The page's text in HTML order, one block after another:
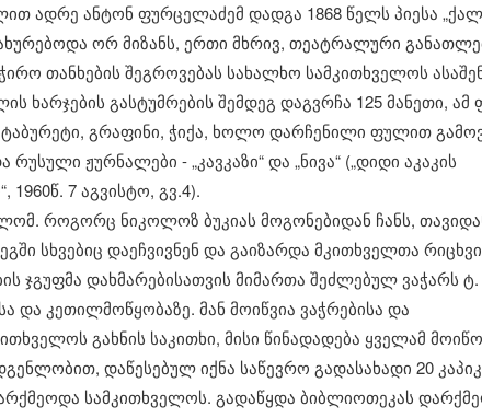
ადრე ანტონ ფურცელაძემ დადგა 1868 წელს პიესა
ორ მიზანს, ერთი მხრივ, თეატრალური
თანხების შეგროვებას სახალხო სამკითხველოს
ხარჯების გასტუმრების შემდეგ დაგვრჩა 125 მანეთი,
გრაფინი, ჭიქა, ხოლო დარჩენილი ფულით
ჟურნალები - „კავკაზი“ და „ნივა“ („დიდი აკაკის
7 აგვისტო, გვ.4).
როგორც ნიკოლოზ ბუკიას მოგონებიდან ჩანს,
სხვებიც დაეჩვივნენ და გაიზარდა მკითხველთა
ჯგუფმა დახმარებისათვის მიმართა შეძლებულ ვაჭარს ტ.
და კეთილმოწყობაზე. მან მოიწვია ვაჭრებისა და
გახნის საკითხი, მისი წინადადება ყველამ
დაწესებულ იქნა საწევრო გადასახადი 20
სამკითხველოს. გადაწყდა ბიბლიოთეკას